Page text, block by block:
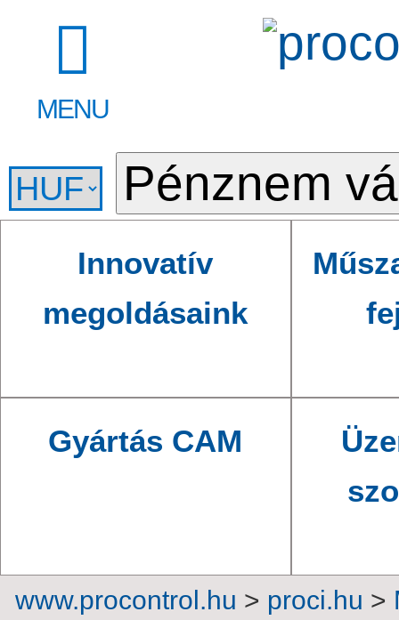
MENU
Innovatív
megoldásaink
Gyártás CAM
www.procontrol.hu > proci.hu >